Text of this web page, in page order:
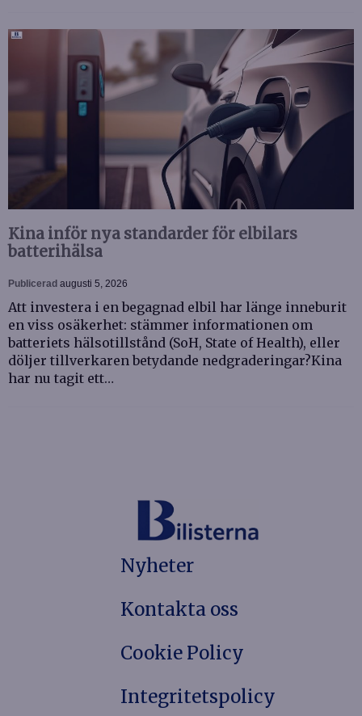
Kina inför nya standarder för elbilars
batterihälsa
Publicerad augusti 5, 2026
Att investera i en begagnad elbil har länge inneburit
en viss osäkerhet: stämmer informationen om
batteriets hälsotillstånd (SoH, State of Health), eller
döljer tillverkaren betydande nedgraderingar?Kina
har nu tagit ett…
Nyheter
Kontakta oss
Cookie Policy
Integritetspolicy